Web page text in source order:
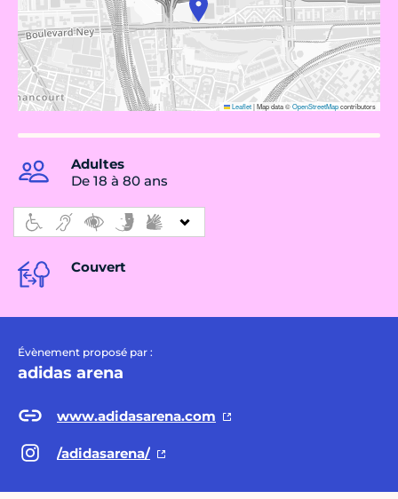
Leaflet|Map data ©OpenStreetMapcontributors
Adultes
De 18 à 80 ans
Couvert
Évènement proposé par :
adidas arena
www.adidasarena.com
/adidasarena/